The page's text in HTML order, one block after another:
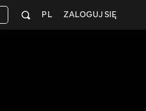
ZALOGUJ SIĘ
PL